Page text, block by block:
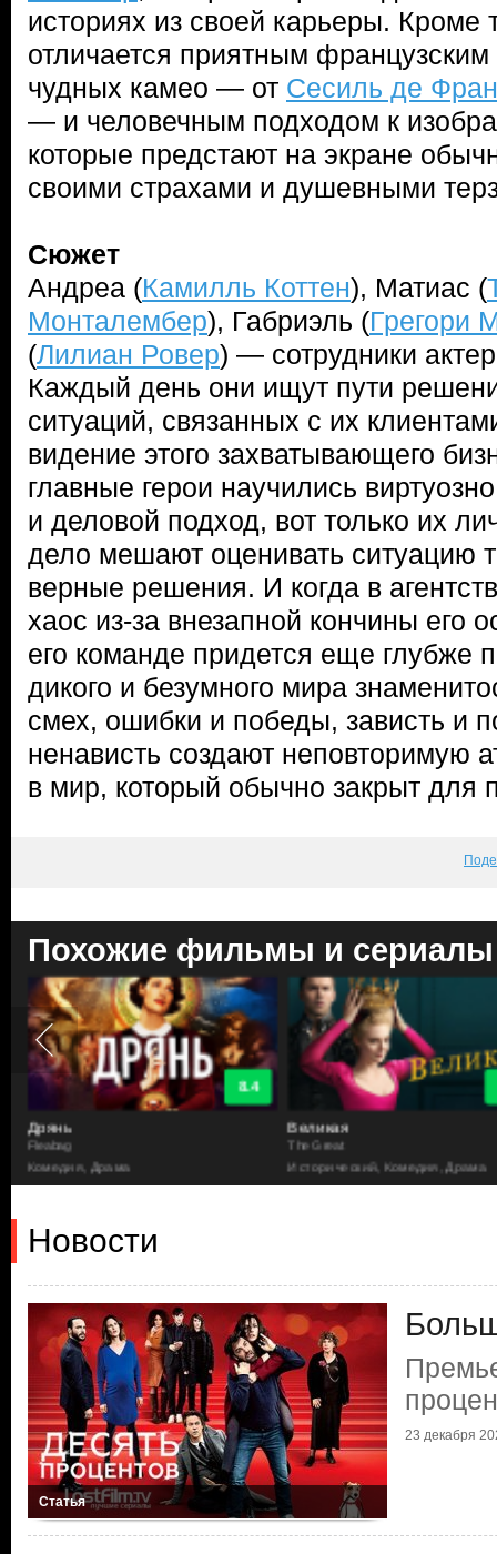
историях из своей карьеры. Кроме
отличается приятным
чудных камео — от Сесиль де
— и человечным подходом к
которые предстают на экране
своими страхами и душевными
Сюжет
Андреа (Камилль Коттен), Матиас (
Монталембер), Габриэль (Грегори
(Лилиан Ровер) — сотрудники
Каждый день они ищут пути
ситуаций, связанных с их
видение этого захватывающего
главные герои научились
и деловой подход, вот только их
дело мешают оценивать ситуацию
верные решения. И когда в
хаос из-за внезапной кончины его
его команде придется еще глубже
дикого и безумного мира
смех, ошибки и победы, зависть и
ненависть создают неповторимую
в мир, который обычно закрыт для
Похожие фильмы и сериалы
8.4
Дрянь
Fleabag
Комедия, Драма
Великая
The Great
Исторический, Комедия, Драма
Новости
Статья
23 декабря